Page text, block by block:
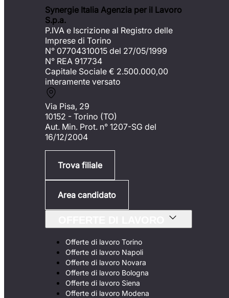
Synergie Italia Agenzia per il Lavoro
S.p.a.
P.IVA e Iscrizione al Registro delle
Imprese di Torino
N° 07704310015 del 27/05/1999
N° REA 917734
Capitale Sociale € 2.500.000,00
interamente versato
Via Pisa, 29
10152 - Torino (TO)
Aut. Min. Prot. n° 1207-SG del
16/12/2004
Trova filiale
Area candidato
Offerte di lavoro Torino
Offerte di lavoro Napoli
Offerte di lavoro Novara
Offerte di lavoro Bologna
Offerte di lavoro Siena
Offerte di lavoro Modena